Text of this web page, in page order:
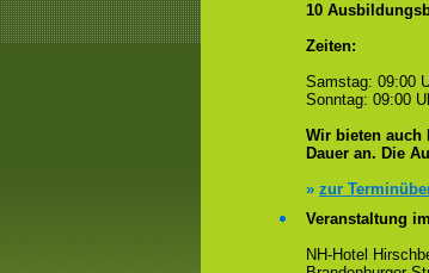
10
Zeiten:
Samstag: 09:00
Sonntag: 09:00
Wir bieten auch
Dauer an. Die
» zur
Veranstaltung
NH-Hotel